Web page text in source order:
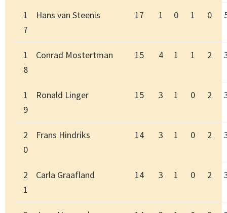
1
7
Hans van Steenis 17 1 0 1 0
1
8
Conrad Mostertman 15 4 1 1 2
1
9
Ronald Linger 15 3 1 0 2
2
0
Frans Hindriks 14 3 1 0 2
2
1
Carla Graafland 14 3 1 0 2